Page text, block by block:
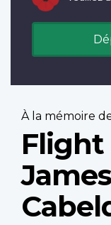
À la mémoire
Flight